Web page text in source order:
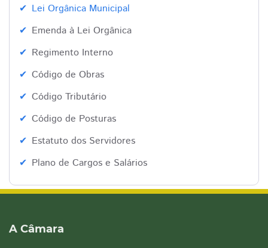
Lei Orgânica Municipal
Emenda à Lei Orgânica
Regimento Interno
Código de Obras
Código Tributário
Código de Posturas
Estatuto dos Servidores
Plano de Cargos e Salários
A Câmara